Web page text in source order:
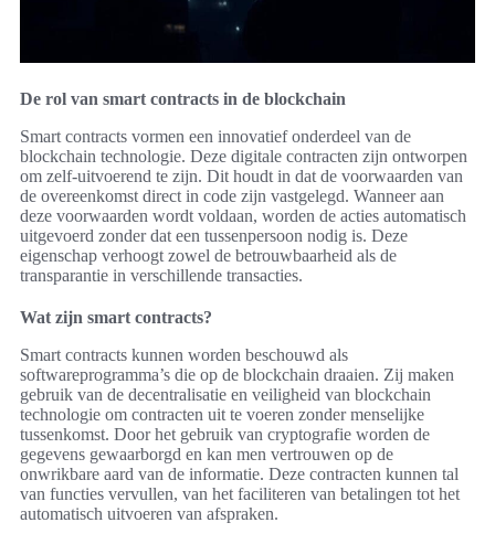
De rol van smart contracts in de blockchain
Smart contracts vormen een innovatief onderdeel van de
blockchain technologie. Deze digitale contracten zijn ontworpen
om zelf-uitvoerend te zijn. Dit houdt in dat de voorwaarden van
de overeenkomst direct in code zijn vastgelegd. Wanneer aan
deze voorwaarden wordt voldaan, worden de acties automatisch
uitgevoerd zonder dat een tussenpersoon nodig is. Deze
eigenschap verhoogt zowel de betrouwbaarheid als de
transparantie in verschillende transacties.
Wat zijn smart contracts?
Smart contracts kunnen worden beschouwd als
softwareprogramma’s die op de blockchain draaien. Zij maken
gebruik van de decentralisatie en veiligheid van blockchain
technologie om contracten uit te voeren zonder menselijke
tussenkomst. Door het gebruik van cryptografie worden de
gegevens gewaarborgd en kan men vertrouwen op de
onwrikbare aard van de informatie. Deze contracten kunnen tal
van functies vervullen, van het faciliteren van betalingen tot het
automatisch uitvoeren van afspraken.